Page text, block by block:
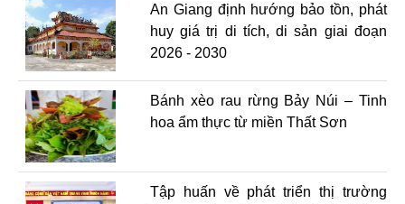
An Giang định hướng bảo tồn, phát
huy giá trị di tích, di sản giai đoạn
2026 - 2030
Bánh xèo rau rừng Bảy Núi – Tinh
hoa ẩm thực từ miền Thất Sơn
Tập huấn về phát triển thị trường